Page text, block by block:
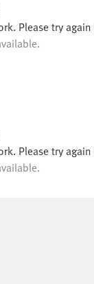
Please try again
Please try again